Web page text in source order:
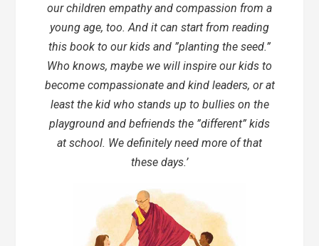
our children empathy and compassion from a
young age, too. And it can start from reading
this book to our kids and ”planting the seed.”
Who knows, maybe we will inspire our kids to
become compassionate and kind leaders, or at
least the kid who stands up to bullies on the
playground and befriends the ”different” kids
at school. We definitely need more of that
these days.’